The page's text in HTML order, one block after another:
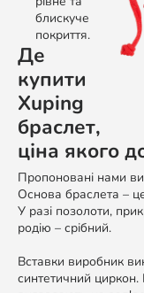
блискуче
покриття.
Де
купити
Xuping
браслет,
ціна якого
Пропоновані нами
Основа браслета –
У разі позолоти,
родію – срібний.
Вставки виробник
синтетичний циркон.